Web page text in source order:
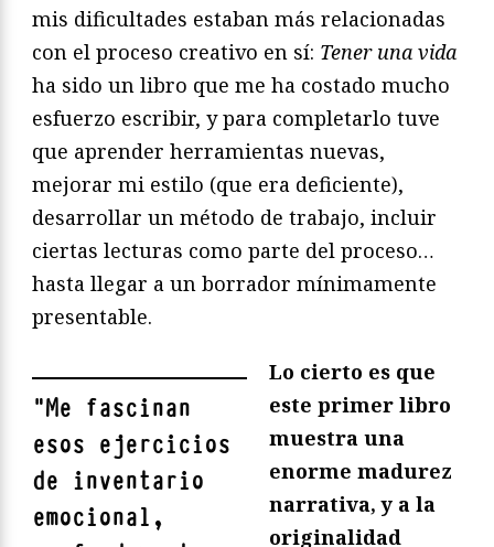
mis dificultades estaban más relacionadas
con el proceso creativo en sí: Tener una vida
ha sido un libro que me ha costado mucho
esfuerzo escribir, y para completarlo tuve
que aprender herramientas nuevas,
mejorar mi estilo (que era deficiente),
desarrollar un método de trabajo, incluir
ciertas lecturas como parte del proceso…
hasta llegar a un borrador mínimamente
presentable.
"Me fascinan
esos ejercicios
de inventario
emocional,
Lo cierto es que
este primer libro
muestra una
enorme madurez
narrativa, y a la
originalidad